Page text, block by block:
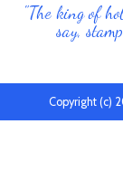
"The king of
say,
Copyright (c)